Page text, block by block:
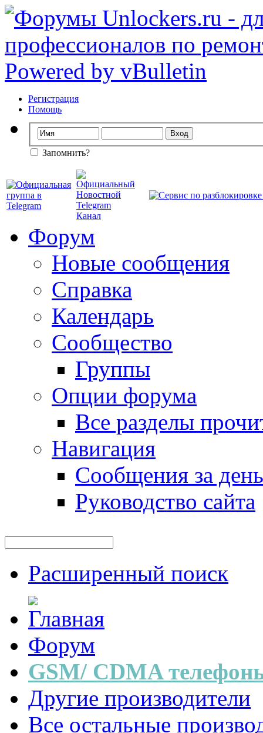
Регистрация
Помощь
Запомнить?
Форум
Новые сообщения
Справка
Календарь
Сообщество
Группы
Опции форума
Все разделы
Навигация
Сообщения за день
Руководство сайта
Расширенный поиск
Форум
GSM/ CDMA
Другие производители
Все остальные